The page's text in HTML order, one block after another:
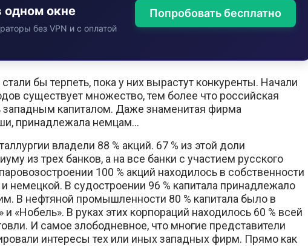
одном окне
без VPN и с оплатой
Попробовать бесплатно
бы терпеть, пока у них вырастут конкуренты. Начали
существует множество, тем более что российская
капиталом. Даже знаменитая фирма
принадлежала немцам…
владели 88 % акций. 67 % из этой доли
из трех банков, а на все банки с участием русского
100 % акций находилось в собственности
немецкой. В судостроении 96 % капитала принадлежало
В нефтяной промышленности 80 % капитала было в
«Нобель». В руках этих корпораций находилось 60 % всей
И самое злободневное, что многие представители
интересы тех или иных западных фирм. Прямо как